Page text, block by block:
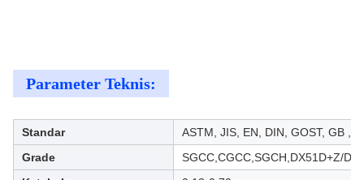
Parameter Teknis:
Standar
ASTM, JIS, EN, DIN, GOST, GB ,
Grade
SGCC,CGCC,SGCH,DX51D+Z/